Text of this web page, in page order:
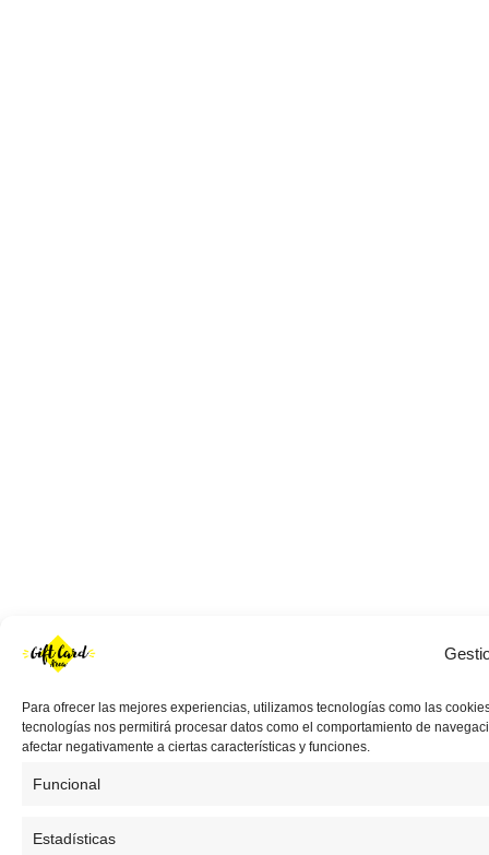
Para ofrecer las mejores experiencias, utilizamos tecnologías como las
tecnologías nos permitirá procesar datos como el comportamiento de
afectar negativamente a ciertas características y funciones.
Funcional
Estadísticas